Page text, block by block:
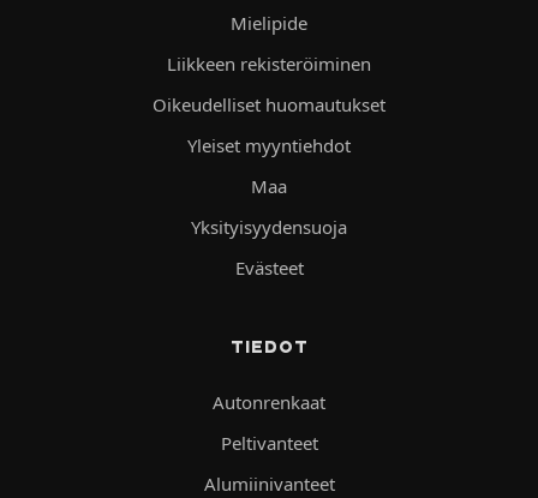
Mielipide
Liikkeen rekisteröiminen
Oikeudelliset huomautukset
Yleiset myyntiehdot
Maa
Yksityisyydensuoja
Evästeet
TIEDOT
Autonrenkaat
Peltivanteet
Alumiinivanteet